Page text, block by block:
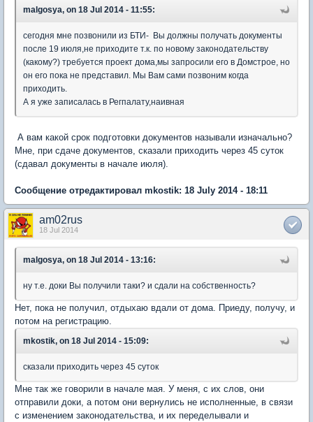
malgosya, on 18 Jul 2014 - 11:55:
сегодня мне позвонили из БТИ- Вы должны получать документы
после 19 июля,не приходите т.к. по новому законодательству
(какому?) требуется проект дома,мы запросили его в Домстрое, но
он его пока не представил. Мы Вам сами позвоним когда
приходить.
А я уже записалась в Регпалату,наивная
А вам какой срок подготовки документов называли изначально?
Мне, при сдаче документов, сказали приходить через 45 суток
(сдавал документы в начале июля).
Сообщение отредактировал mkostik: 18 July 2014 - 18:11
am02rus
18 Jul 2014
malgosya, on 18 Jul 2014 - 13:16:
ну т.е. доки Вы получили таки? и сдали на собственность?
Нет, пока не получил, отдыхаю вдали от дома. Приеду, получу, и
потом на регистрацию.
mkostik, on 18 Jul 2014 - 15:09:
сказали приходить через 45 суток
Мне так же говорили в начале мая. У меня, с их слов, они
отправили доки, а потом они вернулись не исполненные, в связи
с изменением законодательства, и их переделывали и